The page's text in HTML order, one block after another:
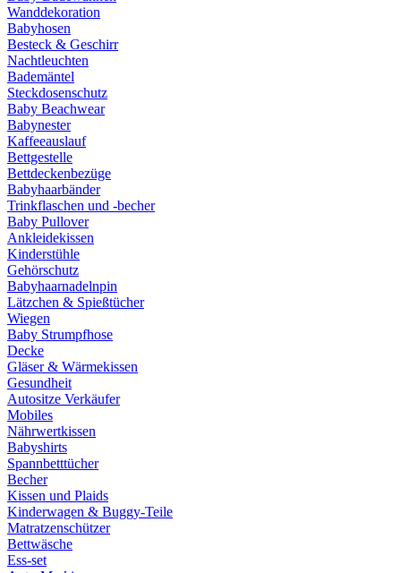
Wanddekoration
Babyhosen
Besteck & Geschirr
Nachtleuchten
Bademäntel
Steckdosenschutz
Baby Beachwear
Babynester
Kaffeeauslauf
Bettgestelle
Bettdeckenbezüge
Babyhaarbänder
Trinkflaschen und -becher
Baby Pullover
Ankleidekissen
Kinderstühle
Gehörschutz
Babyhaarnadelnpin
Lätzchen & Spießtücher
Wiegen
Baby Strumpfhose
Decke
Gläser & Wärmekissen
Gesundheit
Autositze Verkäufer
Mobiles
Nährwertkissen
Babyshirts
Spannbetttücher
Becher
Kissen und Plaids
Kinderwagen & Buggy-Teile
Matratzenschützer
Bettwäsche
Ess-set